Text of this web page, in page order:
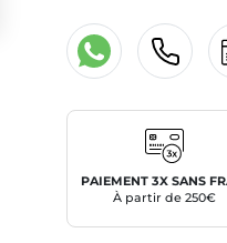
PAIEMENT 3X SANS
À partir de 250€